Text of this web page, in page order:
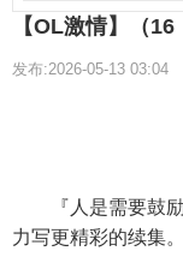
【OL激情】（16
发布:2026-05-13 03:04
＜ＯＬ激
『人是需要鼓励
力写更精彩的续集。